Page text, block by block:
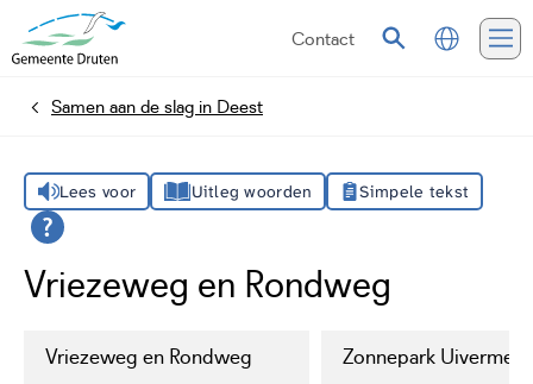
Contact
ZoekenVertalen
HomeSamen aan de slag in Deest
Lees voor Uitleg woorden Simpele tekst
Vriezeweg en Rondweg
Vriezeweg en Rondweg Zonnepark